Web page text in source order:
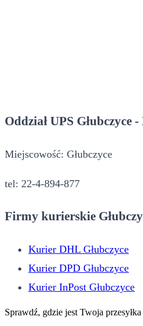
Oddział UPS Głubczyce
Miejscowość: Głubczyce
tel: 22-4-894-877
Firmy kurierskie
Kurier DHL Głubczyce
Kurier DPD Głubczyce
Kurier InPost Głubczyce
Sprawdź, gdzie jest Twoja przesyłka